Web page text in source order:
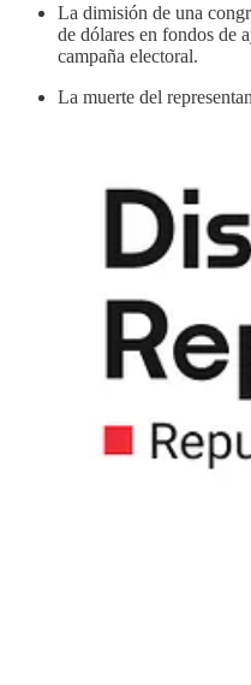
La dimisión de una
de dólares en fondos de
campaña electoral.
La muerte del